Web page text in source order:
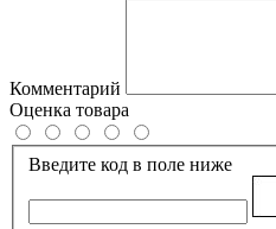
Комментарий
Оценка товара
Введите код в поле ниже